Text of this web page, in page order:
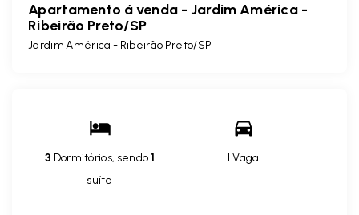
Apartamento á venda - Jardim América -
Ribeirão Preto/SP
Jardim América - Ribeirão Preto/SP
3 Dormitórios, sendo1
suíte
1 Vaga